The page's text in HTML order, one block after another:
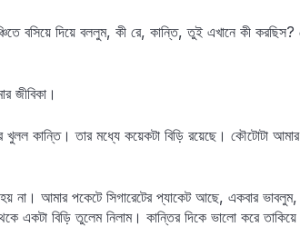
বসিয়ে দিয়ে বললুম, কী রে, কান্তি, তুই এখানে কী
জীবিকা।
খুলল কান্তি। তার মধ্যে কয়েকটা বিড়ি রয়েছে। কৌটোটা
হয় না। আমার পকেটে সিগারেটের প্যাকেট আছে, একবার ভাবলুম,
একটা বিড়ি তুলেম নিলাম। কান্তির দিকে ভালো করে তাকিয়ে